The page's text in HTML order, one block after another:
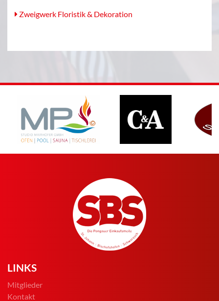
Zweigwerk Floristik & Dekoration
LINKS
Mitglieder
Kontakt